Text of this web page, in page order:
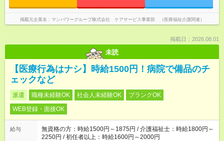
掲載元企業名 マンパワーグループ株式会社 ケアサービス事業部 （医療福祉介護関連）
掲載日：2026.08.01
未読
【医療行為はナシ】時給1500円！病院で備品のチ
ェックなど
派遣 職種未経験OK 社会人未経験OK
ブランクOK
WEB登録・面接OK
給与
無資格の方：時給1500円～1875円 / 介護福祉士：時給1800円～
2250円 / 初任者以上：時給1600円～2000円